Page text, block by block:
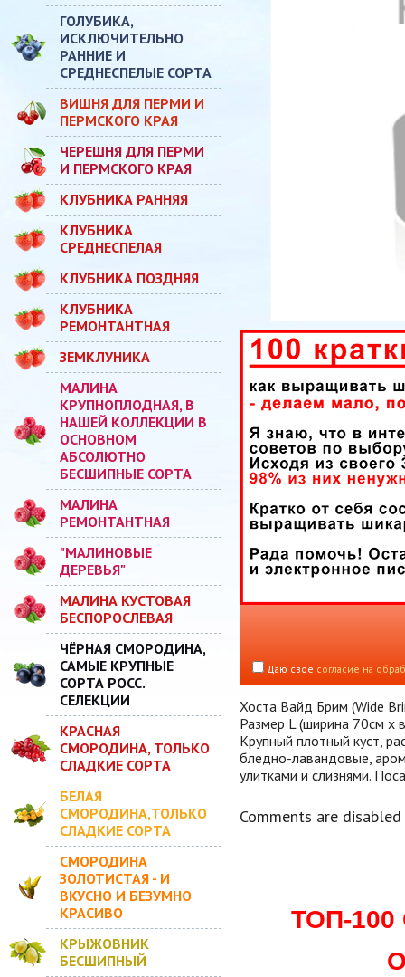
ГОЛУБИКА,
ИСКЛЮЧИТЕЛЬНО
РАННИЕ И
СРЕДНЕСПЕЛЫЕ СОРТА
ВИШНЯ ДЛЯ ПЕРМИ И
ПЕРМСКОГО КРАЯ
ЧЕРЕШНЯ ДЛЯ ПЕРМИ
И ПЕРМСКОГО КРАЯ
КЛУБНИКА РАННЯЯ
КЛУБНИКА
СРЕДНЕСПЕЛАЯ
КЛУБНИКА ПОЗДНЯЯ
КЛУБНИКА
РЕМОНТАНТНАЯ
ЗЕМКЛУНИКА
МАЛИНА
КРУПНОПЛОДНАЯ, В
НАШЕЙ КОЛЛЕКЦИИ В
ОСНОВНОМ
АБСОЛЮТНО
БЕСШИПНЫЕ СОРТА
МАЛИНА
РЕМОНТАНТНАЯ
"МАЛИНОВЫЕ
ДЕРЕВЬЯ"
МАЛИНА КУСТОВАЯ
БЕСПОРОСЛЕВАЯ
ЧЁРНАЯ СМОРОДИНА,
САМЫЕ КРУПНЫЕ
СОРТА РОСС.
СЕЛЕКЦИИ
КРАСНАЯ
СМОРОДИНА, ТОЛЬКО
СЛАДКИЕ СОРТА
БЕЛАЯ
СМОРОДИНА,ТОЛЬКО
СЛАДКИЕ СОРТА
СМОРОДИНА
ЗОЛОТИСТАЯ - И
ВКУСНО И БЕЗУМНО
КРАСИВО
КРЫЖОВНИК
БЕСШИПНЫЙ
Даю свое согласие на
Хоста Вайд Брим (Wide
Размер L (ширина 70см х
Крупный плотный куст,
бледно-лавандовые,
улитками и слизнями.
Comments are disabled
ТОП-